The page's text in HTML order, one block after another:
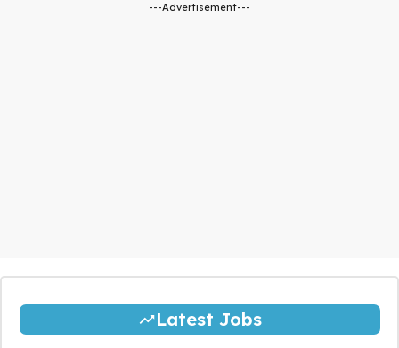
---Advertisement---
Latest Jobs